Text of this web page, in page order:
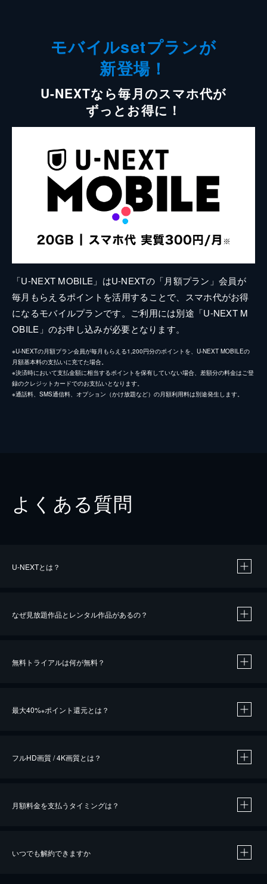
モバイルsetプランが
新登場！
U-NEXTなら毎月のスマホ代が
ずっとお得に！
「U-NEXT MOBILE」はU-NEXTの「月額プラン」会員が
毎月もらえるポイントを活用することで、スマホ代がお得
になるモバイルプランです。ご利用には別途「U-NEXT M
OBILE」のお申し込みが必要となります。
※U-NEXTの月額プラン会員が毎月もらえる1,200円分のポイントを、U-NEXT MOBILEの
月額基本料の支払いに充てた場合。
※決済時において支払金額に相当するポイントを保有していない場合、差額分の料金はご登
録のクレジットカードでのお支払いとなります。
※通話料、SMS通信料、オプション（かけ放題など）の月額利用料は別途発生します。
よくある質問
U-NEXTとは？
なぜ見放題作品とレンタル作品があるの？
無料トライアルは何が無料？
最大40%※ポイント還元とは？
※40％ポイント還元の対象は、クレジットカード決済による作品の購入 / レンタルです。
フルHD画質 / 4K画質とは？
月額料金を支払うタイミングは？
いつでも解約できますか